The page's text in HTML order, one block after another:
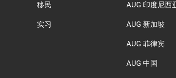
移民
实习
AUG 印度尼西
AUG 新加坡
AUG 菲律宾
AUG 中国